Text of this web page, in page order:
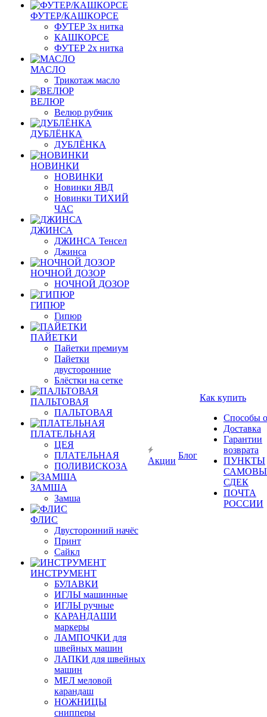
ФУТЕР/КАШКОРСЕ
ФУТЕР 3х нитка
КАШКОРСЕ
ФУТЕР 2х нитка
МАСЛО
Трикотаж масло
ВЕЛЮР
Велюр рубчик
ДУБЛЁНКА
ДУБЛЁНКА
НОВИНКИ
НОВИНКИ
Новинки ЯВД
Новинки ТИХИЙ
ЧАС
ДЖИНСА
ДЖИНСА Тенсел
Джинса
НОЧНОЙ ДОЗОР
НОЧНОЙ ДОЗОР
ГИПЮР
Гипюр
ПАЙЕТКИ
Пайетки премиум
Пайетки
двусторонние
Блёстки на сетке
ПАЛЬТОВАЯ
ПАЛЬТОВАЯ
ПЛАТЕЛЬНАЯ
ЦЕЯ
ПЛАТЕЛЬНАЯ
ПОЛИВИСКОЗА
ЗАМША
Замша
ФЛИС
Двусторонний начёс
Принт
Сайкл
ИНСТРУМЕНТ
БУЛАВКИ
ИГЛЫ машинные
ИГЛЫ ручные
КАРАНДАШИ
маркеры
ЛАМПОЧКИ для
швейных машин
ЛАПКИ для швейных
машин
МЕЛ меловой
карандаш
НОЖНИЦЫ
снипперы
Акции
Блог
Как купить
Способы
Доставка
Гарантии
возврата
ПУНКТЫ
СДЕК
ПОЧТА
РОССИИ